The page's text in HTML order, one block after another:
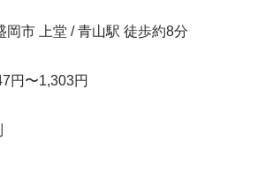
岡市 上堂 / 青山駅 徒歩約8分
円〜1,303円